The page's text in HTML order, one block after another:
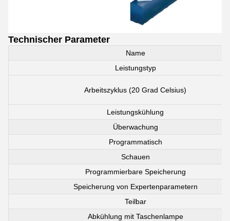
Technischer Parameter
Name
Leistungstyp
Arbeitszyklus (20 Grad Celsius)
Leistungskühlung
Überwachung
Programmatisch
Schauen
Programmierbare Speicherung
Speicherung von Expertenparametern
Teilbar
Abkühlung mit Taschenlampe